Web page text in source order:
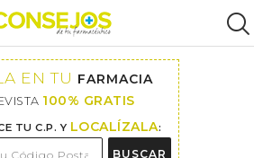
EN TU FARMACIA
100% GRATIS
TU C.P. Y LOCALÍZALA:
BUSCAR